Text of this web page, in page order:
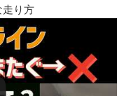
走り方